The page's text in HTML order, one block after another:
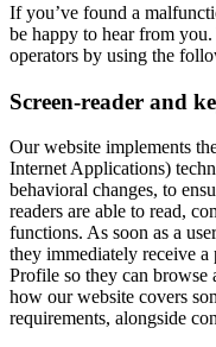
If you’ve found a
be happy to hear from you.
operators by using the
Screen-reader and
Our website implements
Internet Applications)
behavioral changes, to
readers are able to read,
functions. As soon as a
they immediately receive a
Profile so they can browse
how our website covers
requirements, alongside